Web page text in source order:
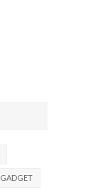
GADGET